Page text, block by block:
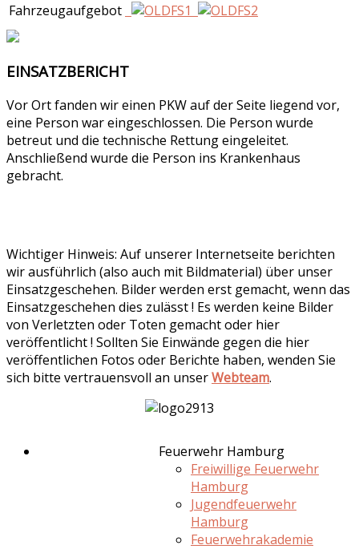
Fahrzeugaufgebot
EINSATZBERICHT
Vor Ort fanden wir einen PKW auf der Seite liegend vor,
eine Person war eingeschlossen. Die Person wurde
betreut und die technische Rettung eingeleitet.
Anschließend wurde die Person ins Krankenhaus
gebracht.
Wichtiger Hinweis: Auf unserer Internetseite berichten
wir ausführlich (also auch mit Bildmaterial) über unser
Einsatzgeschehen. Bilder werden erst gemacht, wenn das
Einsatzgeschehen dies zulässt ! Es werden keine Bilder
von Verletzten oder Toten gemacht oder hier
veröffentlicht ! Sollten Sie Einwände gegen die hier
veröffentlichen Fotos oder Berichte haben, wenden Sie
sich bitte vertrauensvoll an unserWebteam.
Feuerwehr Hamburg
Freiwillige Feuerwehr
Hamburg
Jugendfeuerwehr
Hamburg
Feuerwehrakademie